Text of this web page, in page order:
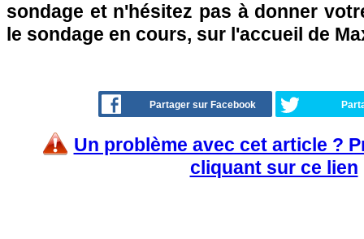
sondage et n'hésitez pas à donner
le sondage en cours, sur l'accueil de
Partager sur Facebook
Un problème avec cet article ?
cliquant sur ce lien